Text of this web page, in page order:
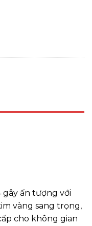
gây ấn tượng với
vàng sang trọng,
cho không gian